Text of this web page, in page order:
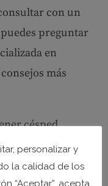
con un
preguntar
en
más
césped
personalizar y
la calidad de los
“Aceptar”, acepta